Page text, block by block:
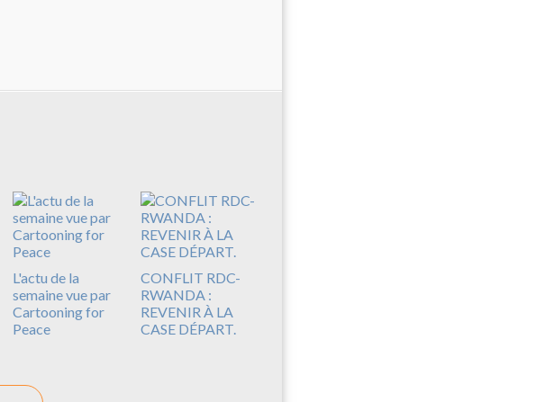
L'actu de la
semaine vue par
Cartooning for
Peace
CONFLIT RDC-
RWANDA :
REVENIR À LA
CASE DÉPART.